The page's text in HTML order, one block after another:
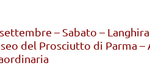
– Sabato –
del Prosciutto di Parma –